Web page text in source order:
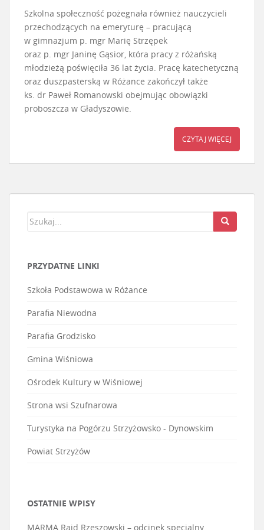
Szkolna społeczność pożegnała również nauczycieli
przechodzących na emeryturę – pracującą
w gimnazjum p. mgr Marię Strzępek
oraz p. mgr Janinę Gąsior, która pracy z różańską
młodzieżą poświęciła 36 lat życia. Pracę katechetyczną
oraz duszpasterską w Różance zakończył także
ks. dr Paweł Romanowski obejmując obowiązki
proboszcza w Gładyszowie.
CZYTAJ WIĘCEJ
PRZYDATNE LINKI
Szkoła Podstawowa w Różance
Parafia Niewodna
Parafia Grodzisko
Gmina Wiśniowa
Ośrodek Kultury w Wiśniowej
Strona wsi Szufnarowa
Turystyka na Pogórzu Strzyżowsko - Dynowskim
Powiat Strzyżów
OSTATNIE WPISY
MARMA Rajd Rzeszowski – odcinek specjalny